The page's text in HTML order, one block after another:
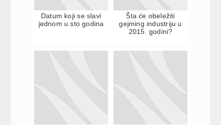
Datum koji se slavi
jednom u sto godina
Šta će obeležiti
gejming industriju u
2015. godini?